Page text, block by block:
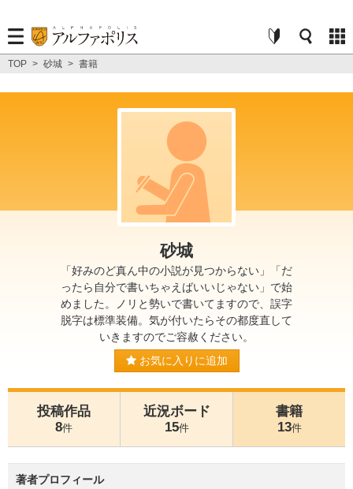
TOP > 砂城 > 書籍
砂城
「好みのど真ん中の小説が見つからない」「だ
ったら自分で書いちゃえばいいじゃない」で始
めました。ノリと勢いで書いてますので、誤字
脱字は標準装備。気が付いたらその都度直して
いきますのでご容赦ください。
お気に入りに追加
投稿作品
8件
近況ボード
15件
書籍
13件
著者プロフィール